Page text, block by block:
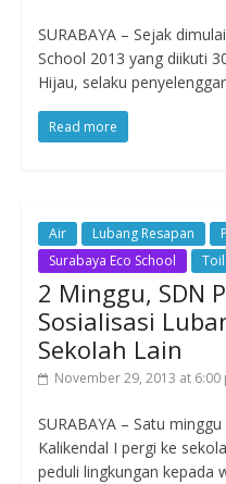
SURABAYA – Sejak
School 2013 yang diikuti
Hijau, selaku
Read more
Air Lubang Resapan
Surabaya Eco School
2 Minggu, SDN
Sosialisasi
Sekolah Lain
November 29, 2013 at 6:00
SURABAYA – Satu
Kalikendal I pergi ke
peduli lingkungan kepada